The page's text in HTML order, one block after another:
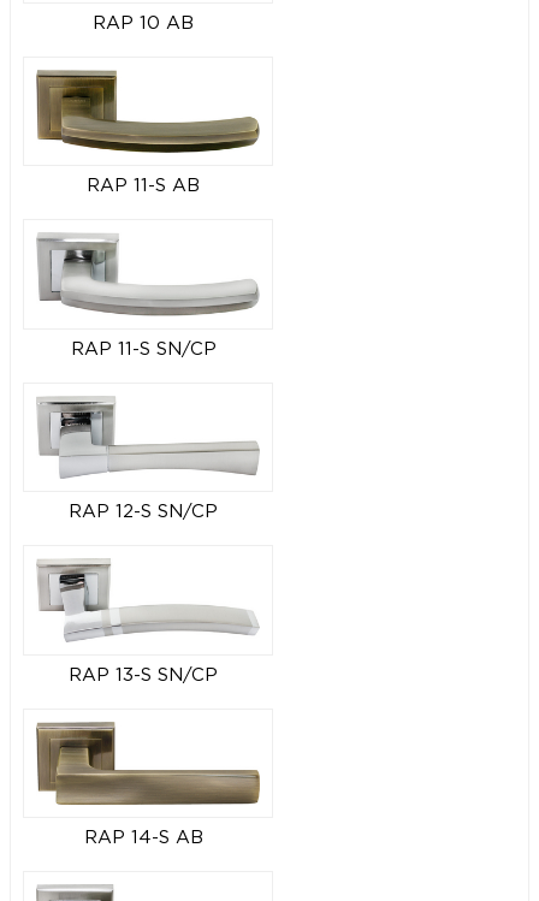
RAP 10 AB
RAP 11-S AB
RAP 11-S SN/CP
RAP 12-S SN/CP
RAP 13-S SN/CP
RAP 14-S AB